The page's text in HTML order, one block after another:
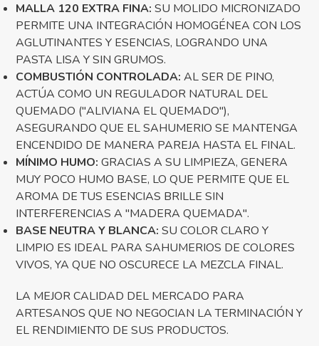
MALLA 120 EXTRA FINA: SU MOLIDO MICRONIZADO
PERMITE UNA INTEGRACIÓN HOMOGÉNEA CON LOS
AGLUTINANTES Y ESENCIAS, LOGRANDO UNA
PASTA LISA Y SIN GRUMOS.
COMBUSTIÓN CONTROLADA: AL SER DE PINO,
ACTÚA COMO UN REGULADOR NATURAL DEL
QUEMADO ("ALIVIANA EL QUEMADO"),
ASEGURANDO QUE EL SAHUMERIO SE MANTENGA
ENCENDIDO DE MANERA PAREJA HASTA EL FINAL.
MÍNIMO HUMO: GRACIAS A SU LIMPIEZA, GENERA
MUY POCO HUMO BASE, LO QUE PERMITE QUE EL
AROMA DE TUS ESENCIAS BRILLE SIN
INTERFERENCIAS A "MADERA QUEMADA".
BASE NEUTRA Y BLANCA: SU COLOR CLARO Y
LIMPIO ES IDEAL PARA SAHUMERIOS DE COLORES
VIVOS, YA QUE NO OSCURECE LA MEZCLA FINAL.
LA MEJOR CALIDAD DEL MERCADO PARA
ARTESANOS QUE NO NEGOCIAN LA TERMINACIÓN Y
EL RENDIMIENTO DE SUS PRODUCTOS.